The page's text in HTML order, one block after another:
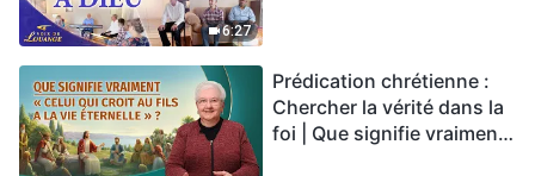
6:27
Prédication chrétienne :
Chercher la vérité dans la
foi | Que signifie vraiment